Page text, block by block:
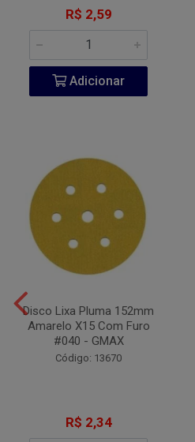
R$ 2,59
Adicionar
Disco Lixa Pluma 152mm
Amarelo X15 Com Furo
#040 - GMAX
Código: 13670
R$ 2,34